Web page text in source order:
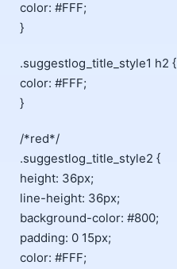
color: #FFF;
}
.suggestlog_title_style1 h2 {
color: #FFF;
}
/*red*/
.suggestlog_title_style2 {
height: 36px;
line-height: 36px;
background-color: #800;
padding: 0 15px;
color: #FFF;